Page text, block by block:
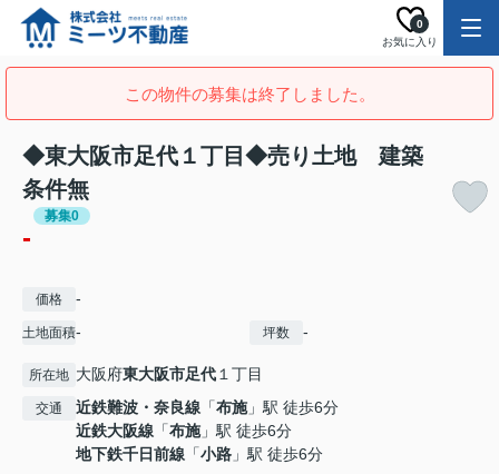
お気に入り
0
この物件の募集は終了しました。
◆東大阪市足代１丁目◆売り土地 建築
条件無
募集0
-
価格 -
土地面積- 坪数 -
所在地 大阪府東大阪市足代 １丁目
交通 近鉄難波・奈良線 「布施」駅 徒歩6分
近鉄大阪線 「布施」駅 徒歩6分
地下鉄千日前線 「小路 」駅 徒歩6分